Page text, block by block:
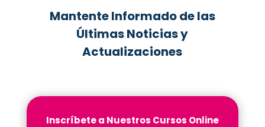
Mantente Informado de las
Últimas Noticias y
Actualizaciones
Inscríbete a Nuestros Cursos Online